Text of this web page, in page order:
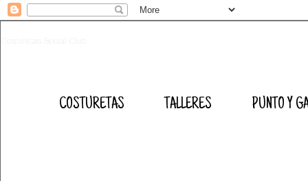
COSTURETAS TALLERES PUNTO Y